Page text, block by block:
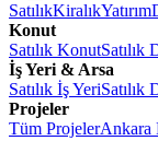
SatılıkKiralıkYatırım
Konut
Satılık KonutSatılık
İş Yeri & Arsa
Satılık İş YeriSatılık
Projeler
Tüm ProjelerAnkara